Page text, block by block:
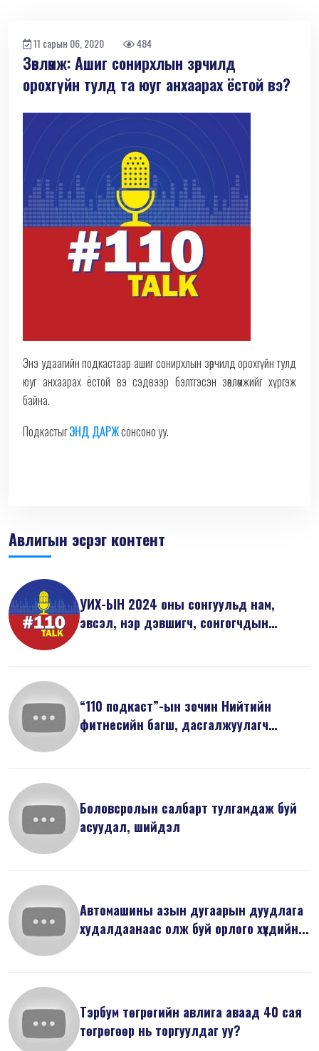
11 сарын 06, 2020 484
Зөвлөмж: Ашиг сонирхлын зөрчилд
орохгүйн тулд та юуг анхаарах ёстой вэ?
Энэ удаагийн подкастаар ашиг сонирхлын зөрчилд орохгүйн тулд
юуг анхаарах ёстой вэ сэдвээр бэлтгэсэн зөвлөмжийг хүргэж
байна.
ПодкастыгЭНД ДАРЖсонсоно уу.
Авлигын эсрэг контент
УИХ-ЫН 2024 оны сонгуульд нам,
эвсэл, нэр дэвшигч, сонгогчдын
“110 подкаст”-ын зочин Нийтийн
фитнесийн багш, дасгалжуулагч
Боловсролын салбарт тулгамдаж буй
асуудал, шийдэл
Автомашины азын дугаарын дуудлага
худалдаанаас олж буй орлого хүүхдийн...
Тэрбум төгрөгийн авлига аваад 40 сая
төгрөгөөр нь торгуулдаг уу?